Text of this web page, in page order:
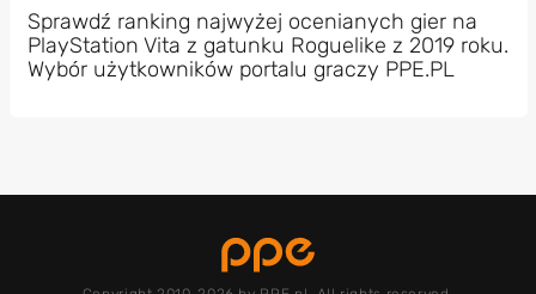
Sprawdź ranking najwyżej ocenianych gier na
PlayStation Vita z gatunku Roguelike z 2019 roku.
Wybór użytkowników portalu graczy PPE.PL